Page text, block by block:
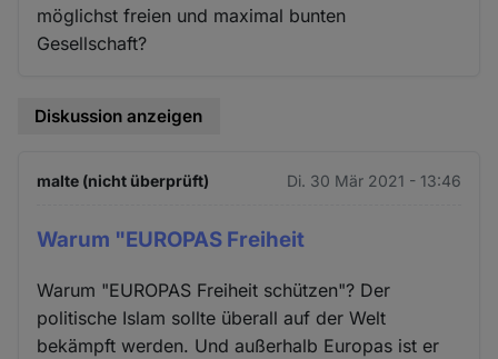
möglichst freien und maximal bunten
Gesellschaft?
Diskussion anzeigen
malte (nicht überprüft) Di. 30 Mär 2021 - 13:46
Warum "EUROPAS Freiheit
Warum "EUROPAS Freiheit schützen"? Der
politische Islam sollte überall auf der Welt
bekämpft werden. Und außerhalb Europas ist er